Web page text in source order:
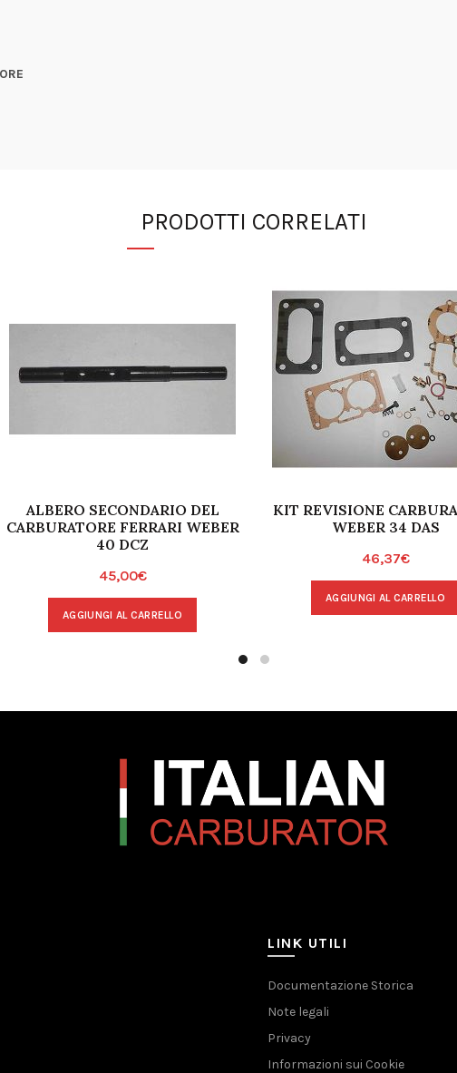
PRODOTTI CORRELATI
ALBERO SECONDARIO DEL
CARBURATORE FERRARI WEBER
40 DCZ
45,00€
AGGIUNGI AL CARRELLO
KIT REVISIONE
WEBER 34 DAS
46,37€
AGGIUNGI AL CARRELLO
LINK UTILI
Documentazione Storica
Note legali
Privacy
Informazioni sui Cookie